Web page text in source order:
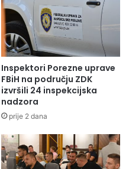
Inspektori Porezne uprave
FBiH na području ZDK
izvršili 24 inspekcijska
nadzora
prije 2 dana